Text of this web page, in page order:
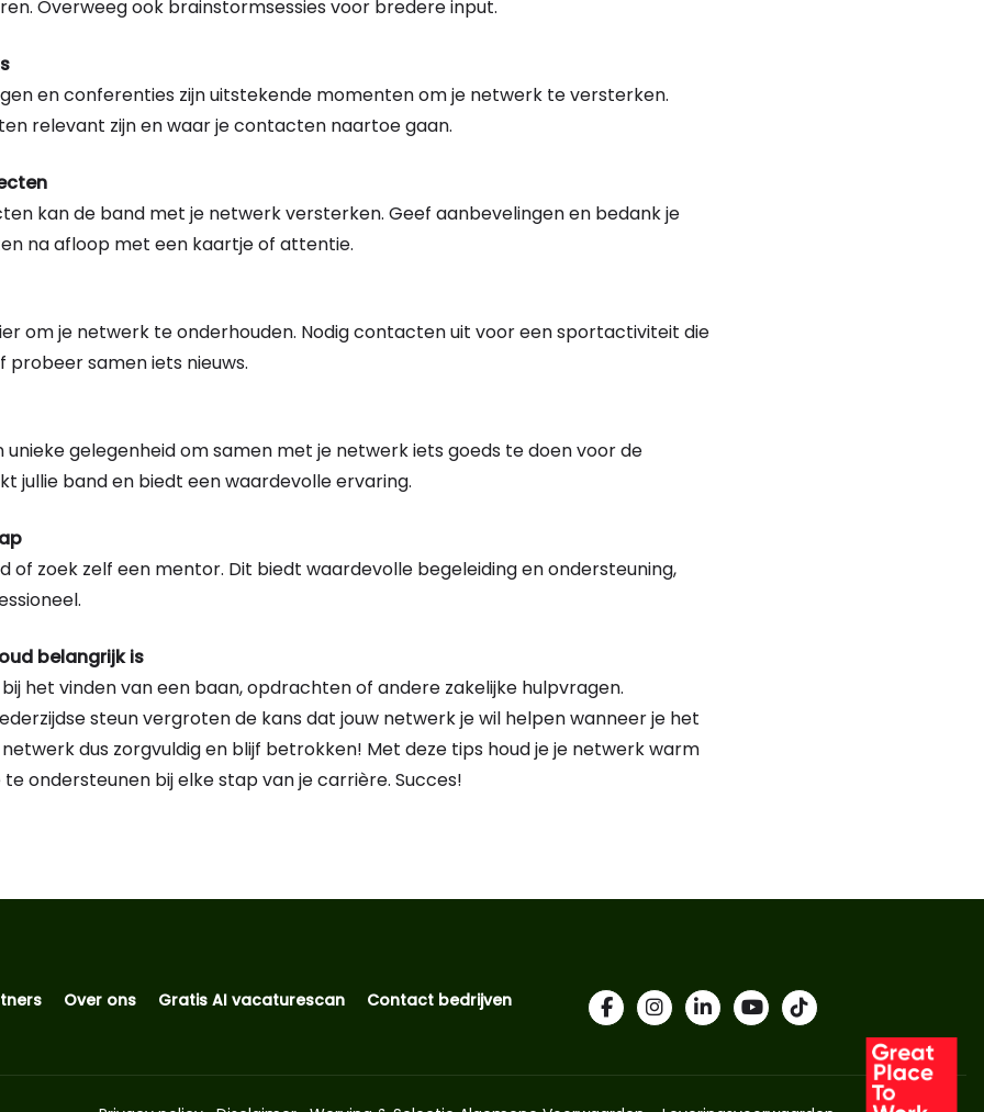
Overweeg ook brainstormsessies voor bredere input.
en conferenties zijn uitstekende momenten om je netwerk te versterken.
relevant zijn en waar je contacten naartoe gaan.
kan de band met je netwerk versterken. Geef aanbevelingen en bedank je
na afloop met een kaartje of attentie.
om je netwerk te onderhouden. Nodig contacten uit voor een sportactiviteit die
probeer samen iets nieuws.
unieke gelegenheid om samen met je netwerk iets goeds te doen voor de
jullie band en biedt een waardevolle ervaring.
of zoek zelf een mentor. Dit biedt waardevolle begeleiding en ondersteuning,
belangrijk is
het vinden van een baan, opdrachten of andere zakelijke hulpvragen.
steun vergroten de kans dat jouw netwerk je wil helpen wanneer je het
dus zorgvuldig en blijf betrokken! Met deze tips houd je je netwerk warm
ondersteunen bij elke stap van je carrière. Succes!
Over ons Gratis AI vacaturescan Contact bedrijven